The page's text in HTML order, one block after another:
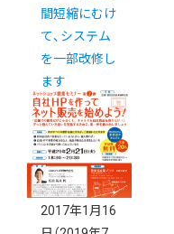
間短縮にむけ
て、システム
を一部改修し
ます
2017年1月16